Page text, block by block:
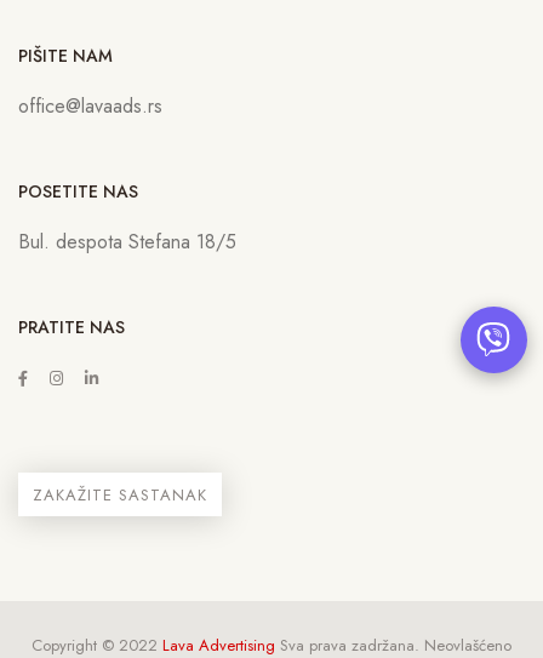
PIŠITE NAM
office@lavaads.rs
POSETITE NAS
Bul. despota Stefana 18/5
PRATITE NAS
ZAKAŽITE SASTANAK
Copyright © 2022 Lava Advertising Sva prava zadržana. Neovlašćeno